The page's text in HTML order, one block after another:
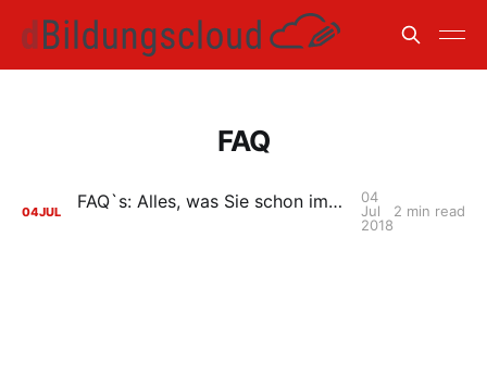
FAQ
04JUL FAQ`s: Alles, was Sie schon immer zur HPI Schul-Cloud wissen wollten...
04
Jul
2018
2 min read